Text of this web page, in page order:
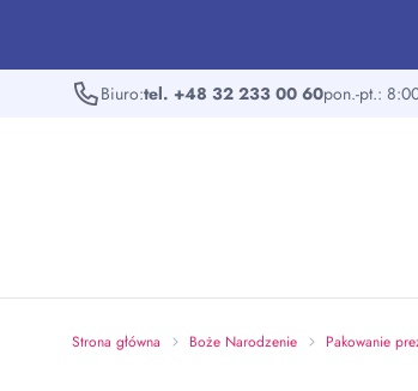
Biuro:tel. +48 32 233 00 60pon.-pt.:
Strona główna Boże Narodzenie Pakowanie